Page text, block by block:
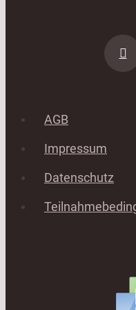
AGB
Impressum
Datenschutz